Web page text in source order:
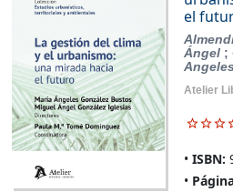
el
Ángel ;
Angeles
Atelier
ISBN: